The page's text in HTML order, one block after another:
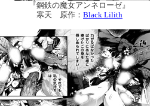
『鋼鉄の魔女アンネローゼ』
寒天 原作： Black Lilith